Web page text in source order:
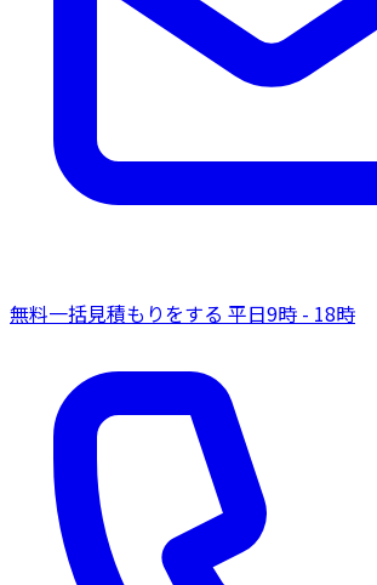
無料一括見積もりをする 平日9時 - 18時